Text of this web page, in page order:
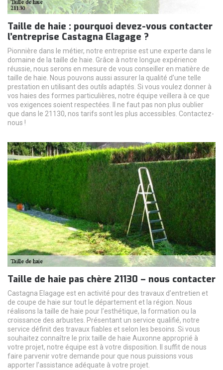
Taille de haie : pourquoi devez-vous contacter
l’entreprise Castagna Elagage ?
Pionnière dans le métier, notre entreprise est une experte dans le
domaine de la taille de haie. Grâce à notre longue expérience
réussie, nous serons en mesure de vous conseiller en matière de
taille de haie. Nous pouvons aussi assurer la qualité d’une telle
prestation en utilisant des outils adaptés. Si vous voulez donner à
vos haies des formes particulières, notre équipe veillera à ce que
vos exigences soient respectées. Il ne faut pas non plus oublier
que dans le 21130, nos tarifs sont les plus accessibles. Contactez-
nous !
Taille de haie pas chère 21130 – nous contacter
Castagna Elagage est en activité pour des travaux d’entretien et
de coupe de haie sur tout le département et la région. Nous
réalisons la taille de haie pour l’esthétique, la formation ou la
croissance des arbustes. Présentant un service qualifié, notre
service définit des travaux fiables et selon les besoins. Si vous
souhaitez connaître le prix taille de haie Auxonne approprié à
votre projet, notre équipe est à votre disposition. Il suffit de nous
faire parvenir votre demande pour que nous puissions vous
apporter l’assistance adéquate à votre projet.